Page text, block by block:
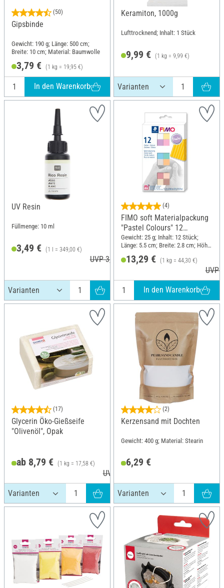
(50)
Gipsbinde
Gewicht: 190 g; Länge: 500 cm;
Breite: 10 cm; Material: Baumwolle
3,79 € (1 kg = 19,95 €)
In den Warenkorb
Keramiton, 1000g
Lufttrocknend; Inhalt: 1 Stück
9,99 € (1 kg = 9,99 €)
UV Resin
Füllmenge: 10 ml
3,49 € (1 l = 349,00 €)
UVP 3,99 €
(4)
FIMO soft Materialpackung
"Pastel Colours" 12
Halbblöcke, 300 g
Gewicht: 25 g; Inhalt: 12 Stück;
Länge: 5.5 cm; Breite: 2.8 cm; Höhe:
13,29 € (1 kg = 44,30 €)
UVP
In den Warenkorb
(17)
Glycerin Öko-Gießseife
"Olivenöl", Opak
ab 8,79 € (1 kg = 17,58 €)
UVP 10,49 €
(2)
Kerzensand mit Dochten
Gewicht: 400 g; Material: Stearin
6,29 €